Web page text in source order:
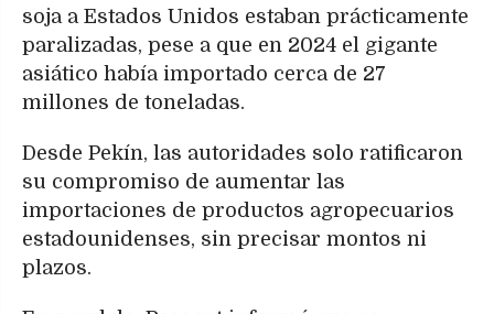
soja a Estados Unidos estaban prácticamente
paralizadas, pese a que en 2024 el gigante
asiático había importado cerca de 27
millones de toneladas.
Desde Pekín, las autoridades solo ratificaron
su compromiso de aumentar las
importaciones de productos agropecuarios
estadounidenses, sin precisar montos ni
plazos.